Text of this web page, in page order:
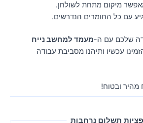
מיקום מתחת לשולחן.
עם כל החומרים הנדרשים.
שלכם עם ה-מעמד למחשב נייח
עכשיו ותיהנו מסביבת עבודה
מהיר ובטוח!
תשלום נרחבות